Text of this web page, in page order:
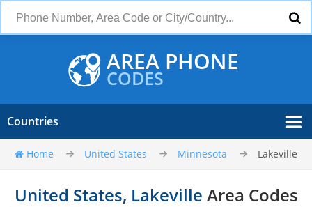
AREA PHONE
CODES
Countries
Home United States Minnesota Lakeville
United States, Lakeville Area Codes